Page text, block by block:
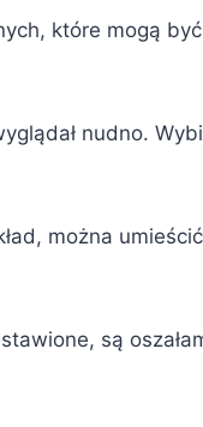
które mogą
nudno.
można
są